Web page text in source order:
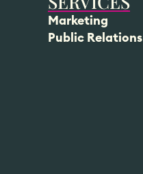
Marketing
Public Relations